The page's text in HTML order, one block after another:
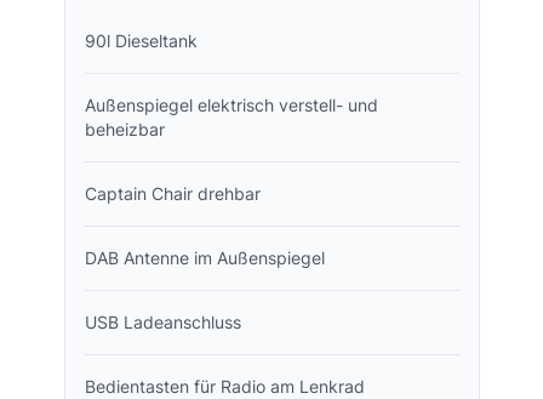
90l Dieseltank
Außenspiegel elektrisch verstell- und
beheizbar
Captain Chair drehbar
DAB Antenne im Außenspiegel
USB Ladeanschluss
Bedientasten für Radio am Lenkrad